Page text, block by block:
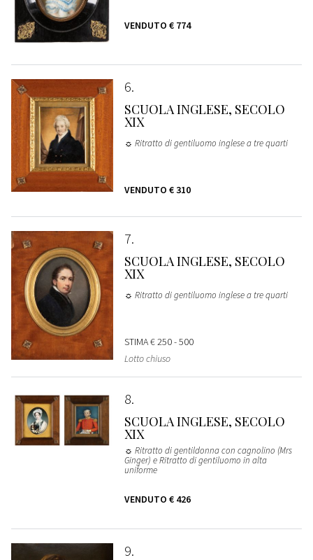
VENDUTO € 774
6
SCUOLA INGLESE, SECOLO
XIX
☼ Ritratto di gentiluomo inglese a tre quarti
VENDUTO € 310
7
SCUOLA INGLESE, SECOLO
XIX
☼ Ritratto di gentiluomo inglese a tre quarti
STIMA€ 250 - 500
Lotto chiuso
8
SCUOLA INGLESE, SECOLO
XIX
☼ Ritratto di gentildonna con cagnolino (Mrs
Ginger) e Ritratto di gentiluomo in alta
uniforme
VENDUTO € 426
9